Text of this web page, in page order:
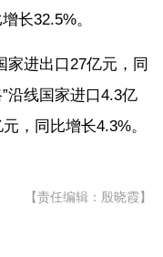
长32.5%。
家进出口27亿元，同
沿线国家进口4.3亿
，同比增长4.3%。
【责任编辑：殷晓霞】